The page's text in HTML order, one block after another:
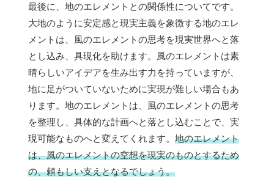
最後に、地のエレメントとの関係性についてです。
大地のように安定感と現実主義を象徴する地のエレ
メントは、風のエレメントの思考を現実世界へと落
とし込み、具現化を助けます。風のエレメントは素
晴らしいアイデアを生み出す力を持っていますが、
地に足がついていないために実現が難しい場合もあ
ります。地のエレメントは、風のエレメントの思考
を整理し、具体的な計画へと落とし込むことで、実
現可能なものへと変えてくれます。 地のエレメント
は、風のエレメントの空想を現実のものとするため
の、頼もしい支えとなるでしょう。